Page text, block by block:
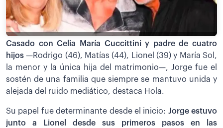
Casado con Celia María Cuccittini y padre de cuatro
hijos —Rodrigo (46), Matías (44), Lionel (39) y María Sol,
la menor y la única hija del matrimonio—, Jorge fue el
sostén de una familia que siempre se mantuvo unida y
alejada del ruido mediático, destaca Hola.
Su papel fue determinante desde el inicio: Jorge estuvo
junto a Lionel desde sus primeros pasos en las